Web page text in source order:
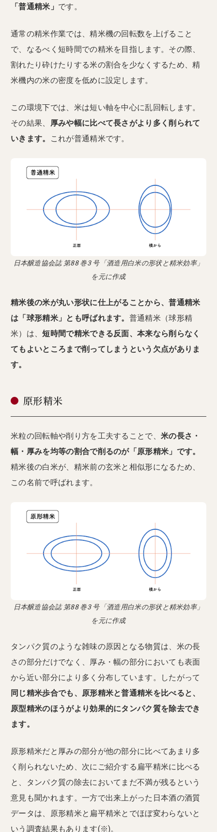
「普通精米」 です。
通常の精米作業では、精米機の回転数を上げること
で、なるべく短時間での精米を目指します。その際、
割れたり砕けたりする米の割合を少なくするため、精
米機内の米の密度を低めに設定します。
この環境下では、米は短い軸を中心に乱回転します。
その結果、 厚みや幅に比べて長さがより多く削られて
いきます。
これが普通精米です。
日本醸造協会誌 第88 巻3 号「酒造用白米の形状と精米効率」
を元に作成
精米後の米が丸い形状に仕上がることから、普通精米
は「球形精米」とも呼ばれます。 普通精米（球形精
米）は、短時間で精米できる反面、本来なら削らなく
てもよいところまで削ってしまうという欠点がありま
す。
原形精米
米粒の回転軸や削り方を工夫することで、米の長さ・
幅・厚みを均等の割合で削るのが「原形精米」です。
精米後の白米が、精米前の玄米と相似形になるため、
この名前で呼ばれます。
日本醸造協会誌 第88 巻3 号「酒造用白米の形状と精米効率」
を元に作成
タンパク質のような雑味の原因となる物質は、米の長
さの部分だけでなく、厚み・幅の部分においても表面
から近い部分により多く分布しています。したがって
同じ精米歩合でも、原形精米と普通精米を比べると、
原型精米のほうがより効果的にタンパク質を除去でき
ます。
原形精米だと厚みの部分が他の部分に比べてあまり多
く削られないため、次にご紹介する扁平精米に比べる
と、タンパク質の除去においてまだ不満が残るという
意見も聞かれます。一方で出来上がった日本酒の酒質
データは、原形精米と扁平精米とでほぼ変わらないと
いう調査結果もあります(※)。